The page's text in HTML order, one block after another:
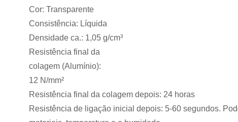
Cor: Transparente
Consistência: Líquida
Densidade ca.: 1,05 g/cm³
Resistência final da
colagem (Alumínio):
12 N/mm²
Resistência final da colagem depois: 24 horas
Resistência de ligação inicial depois: 5-60 segundos.